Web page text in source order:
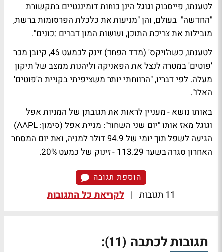
לטענתו, פייסבוק וגוגל הינן כוחות דומיננטיים בתקשורת
"החדשה" בעולם, והן "מניעות את כלכלת הפרסומות ברשת,
מובילות את צריכת התוכן, ועושות המון דברים נכונים".
לטענתו, כשה'ויקס' (מדד הפחד) זינק לכמעט 46, קיובן מכר
'פוטים' במטרה לנצל את הפאניקה וליהנות ממצב של תיקון
מעלה. לפי דבריו, "הרווחתי יותר משציפיתי בקניית ה'פוטים'
האלו".
באותו נושא - מעניין לראות את תגובתן של המניות אפל
וגוגל מאז אותו "יום שני השחור": מניית אפל (סימון: AAPL)
הגיעה לשפל תוך יומי של 94.9 דולר למניה, ואת יום המסחר
האחרון סגרה בשער 113.29 - זינוק של כמעט 20%.
הוספת תגובה
11 תגובות | לקריאת כל התגובות
תגובות לכתבה (11)
: